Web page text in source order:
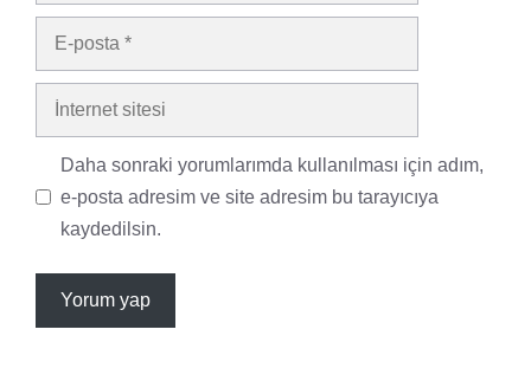
İnternet
Daha sonraki yorumlarımda kullanılması için adım,
e-posta adresim ve site adresim bu tarayıcıya
kaydedilsin.